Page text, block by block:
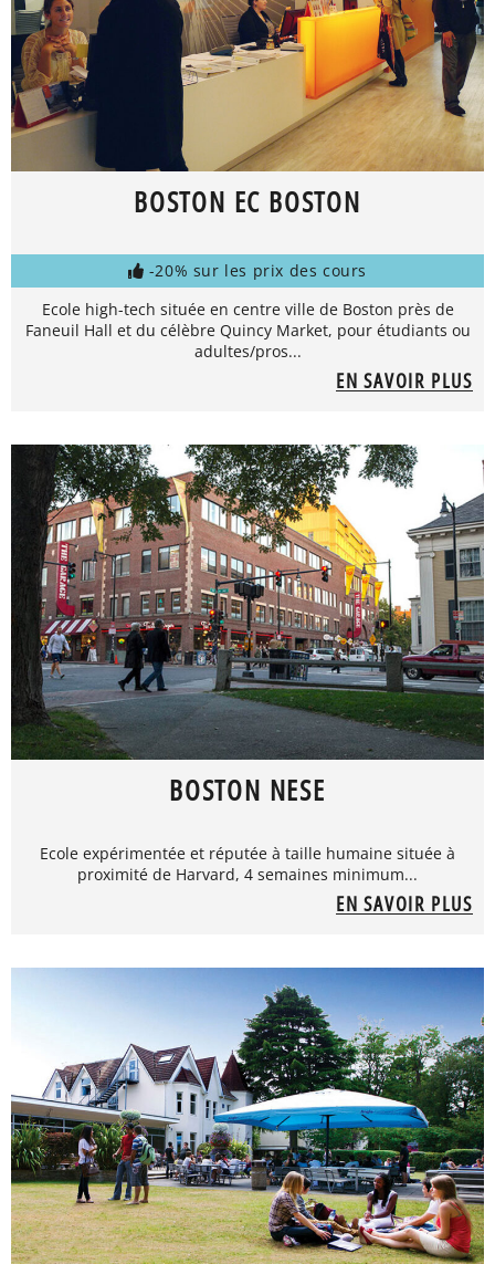
BOSTON EC BOSTON
-20% sur les prix des cours
Ecole high-tech située en centre ville de Boston près de
Faneuil Hall et du célèbre Quincy Market, pour étudiants ou
adultes/pros...
EN SAVOIR PLUS
BOSTON NESE
Ecole expérimentée et réputée à taille humaine située à
proximité de Harvard, 4 semaines minimum...
EN SAVOIR PLUS